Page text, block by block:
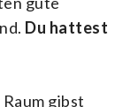
Du hattest
gibst